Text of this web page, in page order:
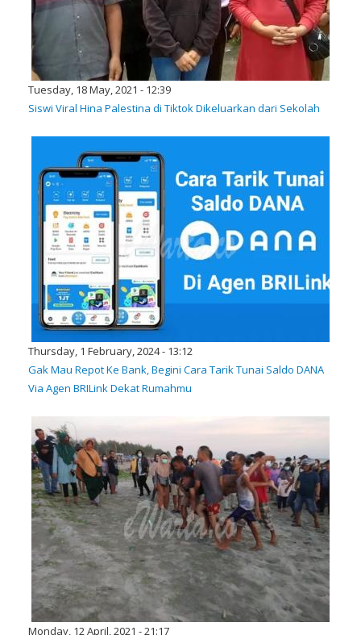
Tuesday, 18 May, 2021 - 12:39
Siswi Viral Hina Palestina di Tiktok Dikeluarkan dari Sekolah
Thursday, 1 February, 2024 - 13:12
Gak Mau Repot Ke Bank, Begini Cara Tarik Tunai Saldo DANA
Via Agen BRILink Dekat Rumahmu
Monday, 12 April, 2021 - 21:17